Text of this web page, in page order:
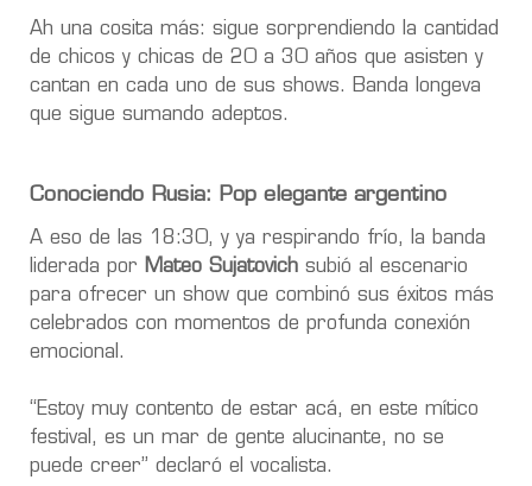
Ah una cosita más: sigue sorprendiendo la cantidad
de chicos y chicas de 20 a 30 años que asisten y
cantan en cada uno de sus shows. Banda longeva
que sigue sumando adeptos.
Conociendo Rusia: Pop elegante argentino
A eso de las 18:30, y ya respirando frío, la banda
liderada por
Mateo Sujatovich subió al escenario
para ofrecer un show que combinó sus éxitos más
celebrados con momentos de profunda conexión
emocional.
“Estoy muy contento de estar acá, en este mítico
festival, es un mar de gente alucinante, no se
puede creer” declaró el vocalista.